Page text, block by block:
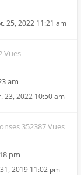
25, 2022 11:21 am
Vues
am
23, 2022 10:50 am
352387 Vues
pm
2019 11:02 pm